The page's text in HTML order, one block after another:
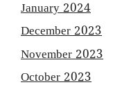
January 2024
December 2023
November 2023
October 2023